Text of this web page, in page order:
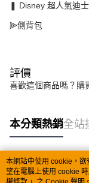
❚ Disney 超人氣迪
⫸側背包
評價
喜歡這個商品嗎？購
本分類熱銷全站
熱門標籤
本網站中使用 cookie，
望在電腦上使用 cookie